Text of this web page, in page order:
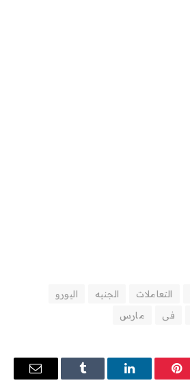
التعاملات الجنيه
اليورو
فى مارس
بينتيريستلينكدإن Tumblr
البريد